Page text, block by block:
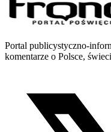
Portal publicystyczno-
komentarze o Polsce,